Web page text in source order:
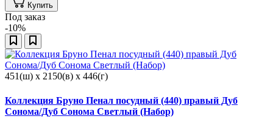
Купить
Под заказ
-10%
451(ш) x 2150(в) x 446(г)
Коллекция Бруно Пенал посудный (440) правый Дуб
Сонома/Дуб Сонома Светлый (Набор)